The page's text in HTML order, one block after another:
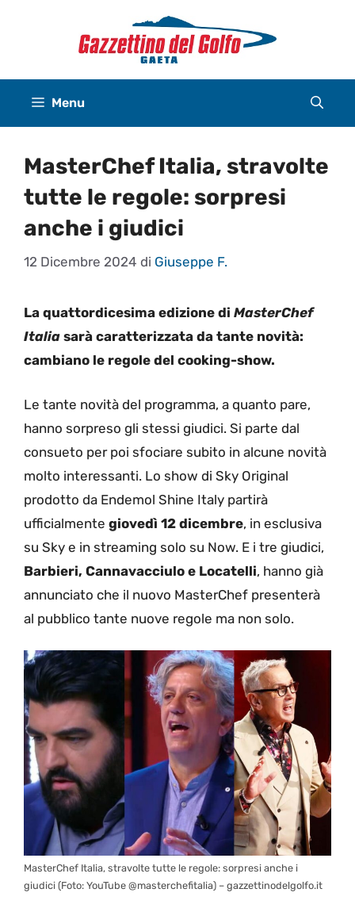
Menu
MasterChef Italia, stravolte
tutte le regole: sorpresi
anche i giudici
12 Dicembre 2024 di Giuseppe F.
La quattordicesima edizione di MasterChef
Italia sarà caratterizzata da tante novità:
cambiano le regole del cooking-show.
Le tante novità del programma, a quanto pare,
hanno sorpreso gli stessi giudici. Si parte dal
consueto per poi sfociare subito in alcune novità
molto interessanti. Lo show di Sky Original
prodotto da Endemol Shine Italy partirà
ufficialmente giovedì 12 dicembre, in esclusiva
su Sky e in streaming solo su Now. E i tre giudici,
Barbieri, Cannavacciulo e Locatelli, hanno già
annunciato che il nuovo MasterChef presenterà
al pubblico tante nuove regole ma non solo.
MasterChef Italia, stravolte tutte le regole: sorpresi anche i
giudici (Foto: YouTube @masterchefitalia) – gazzettinodelgolfo.it